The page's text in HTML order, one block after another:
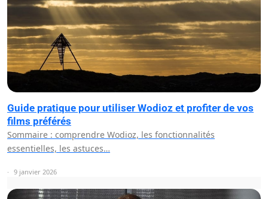
Guide pratique pour utiliser Wodioz et profiter de vos
films préférés
Sommaire : comprendre Wodioz, les fonctionnalités
essentielles, les astuces…
9 janvier 2026